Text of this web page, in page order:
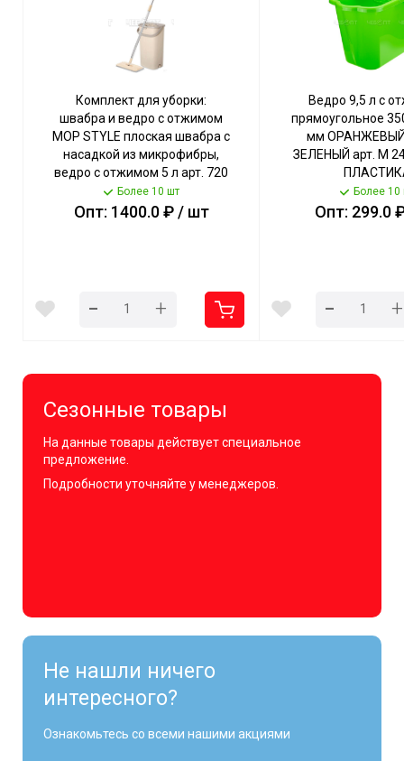
Комплект для уборки:
швабра и ведро с отжимом
MOP STYLE плоская швабра с
насадкой из микрофибры,
ведро с отжимом 5 л арт. 720
[6] ДУНЬЯ
Более 10 шт
Опт: 1400.0 ₽ / шт
- +
Ведро 9,5 л с
прямоугольное
мм
ЗЕЛЕНЫЙ арт. М
Более 10
Опт: 299.0
- +
Сезонные товары
На данные товары действует специальное
предложение.
Подробности уточняйте у менеджеров.
Не нашли ничего
интересного?
Ознакомьтесь со всеми нашими акциями